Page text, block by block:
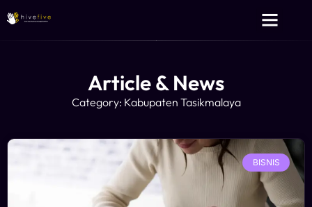
Article & News
Category: Kabupaten Tasikmalaya
BISNIS